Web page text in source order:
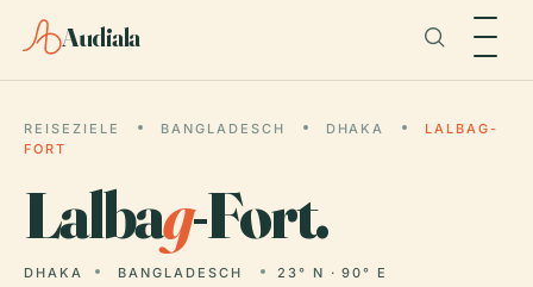
Audiala
REISEZIELE BANGLADESCH DHAKA
LALBAG-
FORT
Lalbag-Fort.
DHAKA BANGLADESCH 23° N · 90° E